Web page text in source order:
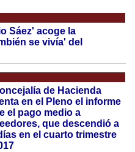
Sáez' acoge la
se vivía' del
de Hacienda
en el Pleno el informe
el pago medio a
que descendió a
en el cuarto trimestre